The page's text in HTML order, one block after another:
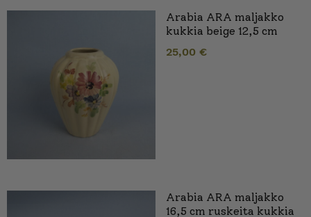
Arabia ARA maljakko
kukkia beige 12,5 cm
25,00 €
Arabia ARA maljakko
16,5 cm ruskeita kukkia